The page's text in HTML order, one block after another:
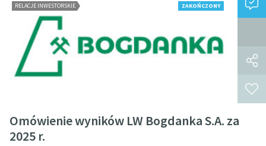
RELACJE INWESTORSKIE ZAKOŃCZONY
Omówienie wyników LW Bogdanka S.A. za
2025 r.